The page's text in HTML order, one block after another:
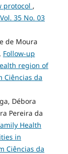
protocol ,
35 No. 03
de Moura
Follow-up
region of
Ciências da
Débora
Pereira da
Health
in
Ciências da